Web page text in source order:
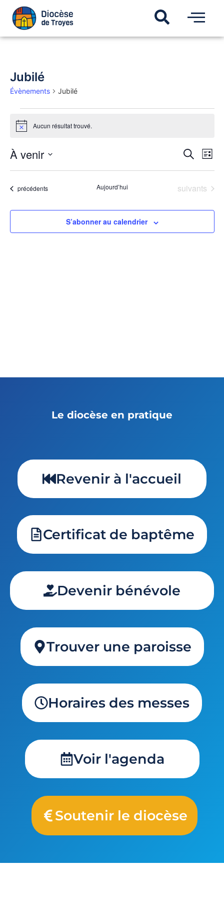
Jubilé
Évènements Jubilé
Notice Aucun résultat trouvé.
de
Recherche
de
vues
Liste
À venir
une
Évènements
précédents Aujourd’hui Évènements
suivants
S’abonner au calendrier
Le diocèse en pratique
Revenir à l'accueil
Certificat de baptême
Devenir bénévole
Trouver une paroisse
Horaires des messes
Voir l'agenda
Soutenir le diocèse